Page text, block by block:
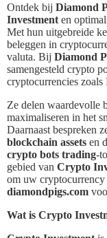
Ontdek bij Diamond
Investment en
Met hun uitgebreide
beleggen in
valuta. Bij Diamond
samengesteld crypto
cryptocurrencies
Ze delen waardevolle
maximaliseren in het
Daarnaast bespreken
blockchain assets en
crypto bots trading-
gebied van Crypto
om uw cryptocurrency
diamondpigs.com
Wat is Crypto